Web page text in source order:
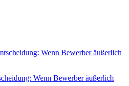
Wenn Bewerber äußerlich